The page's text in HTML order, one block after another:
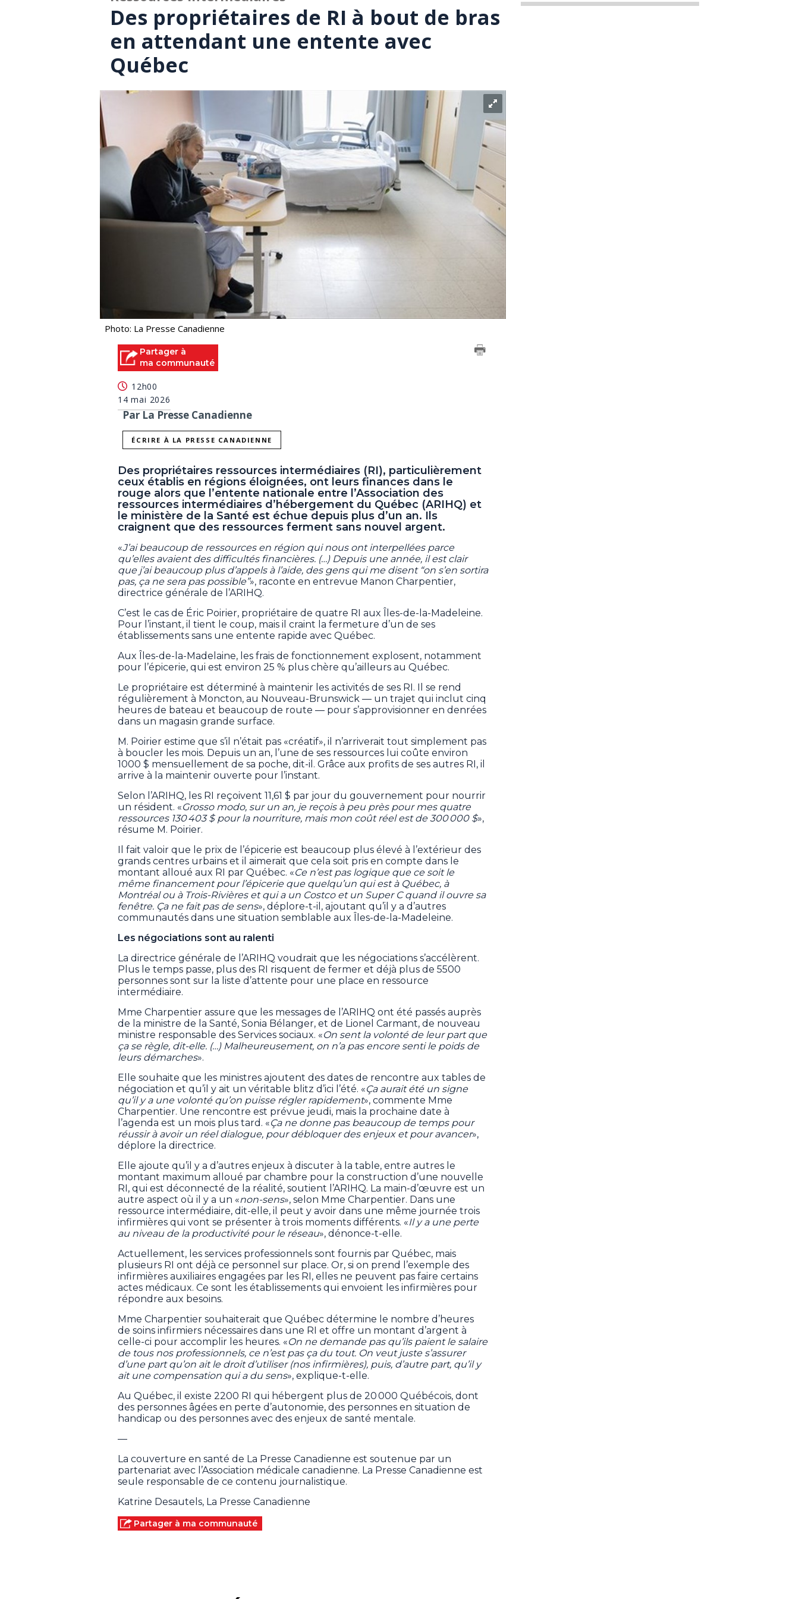
Des propriétaires de RI à bout de bras
en attendant une entente avec
Québec
Photo: La Presse Canadienne
Partager à
ma communauté
12h00
14 mai 2026
Par La Presse Canadienne
ÉCRIRE À LA PRESSE CANADIENNE
Des propriétaires ressources intermédiaires (RI), particulièrement
ceux établis en régions éloignées, ont leurs finances dans le
rouge alors que l’entente nationale entre l’Association des
ressources intermédiaires d’hébergement du Québec (ARIHQ) et
le ministère de la Santé est échue depuis plus d’un an. Ils
craignent que des ressources ferment sans nouvel argent.
«J’ai beaucoup de ressources en région qui nous ont interpellées parce
qu’elles avaient des difficultés financières. (…) Depuis une année, il est clair
que j’ai beaucoup plus d’appels à l’aide, des gens qui me disent “on s’en sortira
pas, ça ne sera pas possible”», raconte en entrevue Manon Charpentier,
directrice générale de l’ARIHQ.
C’est le cas de Éric Poirier, propriétaire de quatre RI aux Îles-de-la-Madeleine.
Pour l’instant, il tient le coup, mais il craint la fermeture d’un de ses
établissements sans une entente rapide avec Québec.
Aux Îles-de-la-Madelaine, les frais de fonctionnement explosent, notamment
pour l’épicerie, qui est environ 25 % plus chère qu’ailleurs au Québec.
Le propriétaire est déterminé à maintenir les activités de ses RI. Il se rend
régulièrement à Moncton, au Nouveau-Brunswick — un trajet qui inclut cinq
heures de bateau et beaucoup de route — pour s’approvisionner en denrées
dans un magasin grande surface.
M. Poirier estime que s’il n’était pas «créatif», il n’arriverait tout simplement pas
à boucler les mois. Depuis un an, l’une de ses ressources lui coûte environ
1000 $ mensuellement de sa poche, dit-il. Grâce aux profits de ses autres RI, il
arrive à la maintenir ouverte pour l’instant.
Selon l’ARIHQ, les RI reçoivent 11,61 $ par jour du gouvernement pour nourrir
un résident. «Grosso modo, sur un an, je reçois à peu près pour mes quatre
ressources 130 403 $ pour la nourriture, mais mon coût réel est de 300 000 $»,
résume M. Poirier.
Il fait valoir que le prix de l’épicerie est beaucoup plus élevé à l’extérieur des
grands centres urbains et il aimerait que cela soit pris en compte dans le
montant alloué aux RI par Québec. «Ce n’est pas logique que ce soit le
même financement pour l’épicerie que quelqu’un qui est à Québec, à
Montréal ou à Trois-Rivières et qui a un Costco et un Super C quand il ouvre sa
fenêtre. Ça ne fait pas de sens», déplore-t-il, ajoutant qu’il y a d’autres
communautés dans une situation semblable aux Îles-de-la-Madeleine.
Les négociations sont au ralenti
La directrice générale de l’ARIHQ voudrait que les négociations s’accélèrent.
Plus le temps passe, plus des RI risquent de fermer et déjà plus de 5500
personnes sont sur la liste d’attente pour une place en ressource
intermédiaire.
Mme Charpentier assure que les messages de l’ARIHQ ont été passés auprès
de la ministre de la Santé, Sonia Bélanger, et de Lionel Carmant, de nouveau
ministre responsable des Services sociaux. «On sent la volonté de leur part que
ça se règle, dit-elle. (…) Malheureusement, on n’a pas encore senti le poids de
leurs démarches».
Elle souhaite que les ministres ajoutent des dates de rencontre aux tables de
négociation et qu’il y ait un véritable blitz d’ici l’été. «Ça aurait été un signe
qu’il y a une volonté qu’on puisse régler rapidement», commente Mme
Charpentier. Une rencontre est prévue jeudi, mais la prochaine date à
l’agenda est un mois plus tard. «Ça ne donne pas beaucoup de temps pour
réussir à avoir un réel dialogue, pour débloquer des enjeux et pour avancer»,
déplore la directrice.
Elle ajoute qu’il y a d’autres enjeux à discuter à la table, entre autres le
montant maximum alloué par chambre pour la construction d’une nouvelle
RI, qui est déconnecté de la réalité, soutient l’ARIHQ. La main-d’œuvre est un
autre aspect où il y a un «non-sens», selon Mme Charpentier. Dans une
ressource intermédiaire, dit-elle, il peut y avoir dans une même journée trois
infirmières qui vont se présenter à trois moments différents. «Il y a une perte
au niveau de la productivité pour le réseau», dénonce-t-elle.
Actuellement, les services professionnels sont fournis par Québec, mais
plusieurs RI ont déjà ce personnel sur place. Or, si on prend l’exemple des
infirmières auxiliaires engagées par les RI, elles ne peuvent pas faire certains
actes médicaux. Ce sont les établissements qui envoient les infirmières pour
répondre aux besoins.
Mme Charpentier souhaiterait que Québec détermine le nombre d’heures
de soins infirmiers nécessaires dans une RI et offre un montant d’argent à
celle-ci pour accomplir les heures. «On ne demande pas qu’ils paient le salaire
de tous nos professionnels, ce n’est pas ça du tout. On veut juste s’assurer
d’une part qu’on ait le droit d’utiliser (nos infirmières), puis, d’autre part, qu’il y
ait une compensation qui a du sens», explique-t-elle.
Au Québec, il existe 2200 RI qui hébergent plus de 20 000 Québécois, dont
des personnes âgées en perte d’autonomie, des personnes en situation de
handicap ou des personnes avec des enjeux de santé mentale.
—
La couverture en santé de La Presse Canadienne est soutenue par un
partenariat avec l’Association médicale canadienne. La Presse Canadienne est
seule responsable de ce contenu journalistique.
Katrine Desautels, La Presse Canadienne
Partager à ma communauté